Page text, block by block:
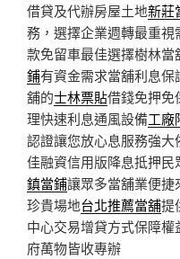
借貸及代辦房屋土地新莊
務，選擇企業週轉最重視
款免留車最佳選擇樹林
鋪有資金需求當舖利息
舖的士林票貼借錢免押免
理快速利息通風設備工廠
認證讓您放心息服務強大
佳融資信用版降息抵押
鎮當鋪讓眾多當舖業便捷
珍貴場地台北推薦當舖提
中心交易增貸方式保障權
府萬物皆收專辦